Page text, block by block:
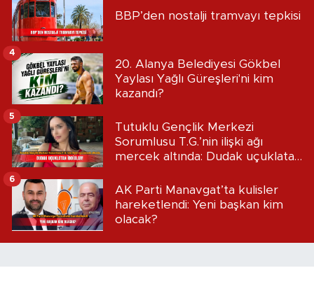
BBP’den nostalji tramvayı tepkisi
20. Alanya Belediyesi Gökbel
Yaylası Yağlı Güreşleri'ni kim
kazandı?
4
Tutuklu Gençlik Merkezi
Sorumlusu T.G.’nin ilişki ağı
mercek altında: Dudak uçuklatan
5
AK Parti Manavgat’ta kulisler
hareketlendi: Yeni başkan kim
olacak?
6